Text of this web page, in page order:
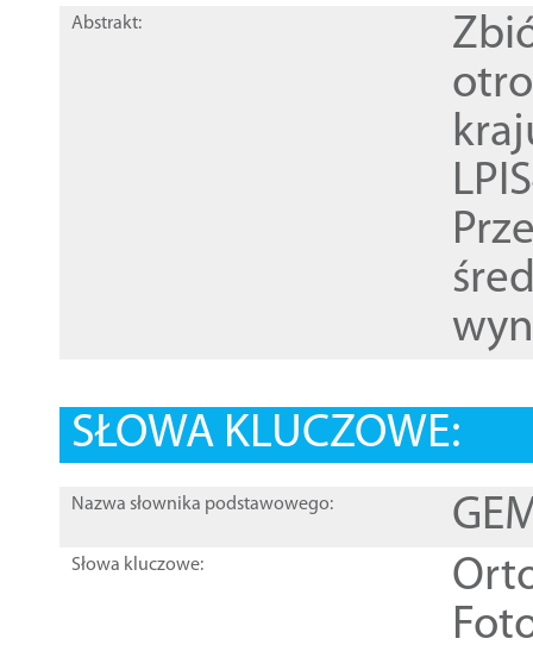
Abstrakt:
SŁOWA KLUCZOWE:
Nazwa słownika podstawowego:
Słowa kluczowe: